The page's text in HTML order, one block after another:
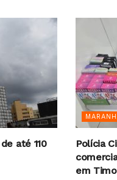
até 110
Polícia
em